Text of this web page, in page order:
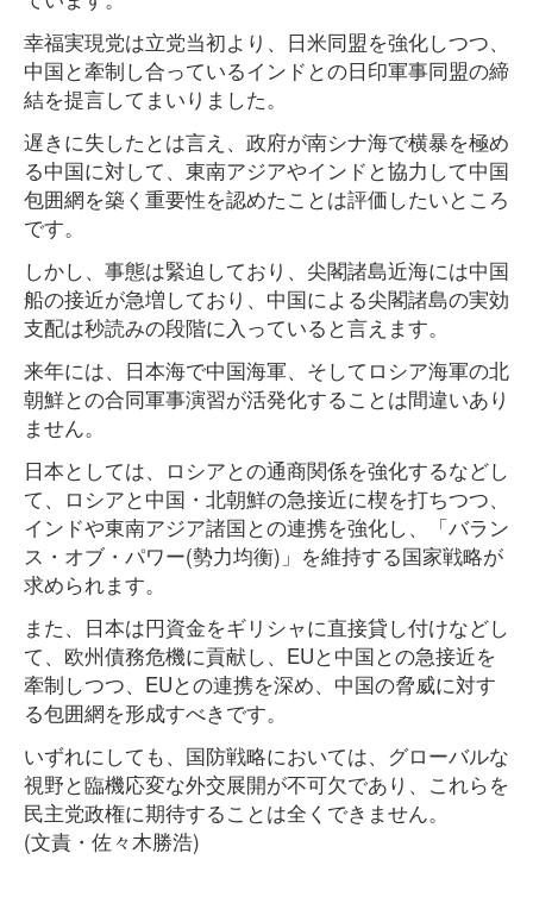
幸福実現党は立党当初より、日米同盟を強化しつつ、
中国と牽制し合っているインドとの日印軍事同盟の締
結を提言してまいりました。
遅きに失したとは言え、政府が南シナ海で横暴を極め
る中国に対して、東南アジアやインドと協力して中国
包囲網を築く重要性を認めたことは評価したいところ
です。
しかし、事態は緊迫しており、尖閣諸島近海には中国
船の接近が急増しており、中国による尖閣諸島の実効
支配は秒読みの段階に入っていると言えます。
来年には、日本海で中国海軍、そしてロシア海軍の北
朝鮮との合同軍事演習が活発化することは間違いあり
ません。
日本としては、ロシアとの通商関係を強化するなどし
て、ロシアと中国・北朝鮮の急接近に楔を打ちつつ、
インドや東南アジア諸国との連携を強化し、「バラン
ス・オブ・パワー(勢力均衡)」を維持する国家戦略が
求められます。
また、日本は円資金をギリシャに直接貸し付けなどし
て、欧州債務危機に貢献し、EUと中国との急接近を
牽制しつつ、EUとの連携を深め、中国の脅威に対す
る包囲網を形成すべきです。
いずれにしても、国防戦略においては、グローバルな
視野と臨機応変な外交展開が不可欠であり、これらを
民主党政権に期待することは全くできません。
(文責・佐々木勝浩)